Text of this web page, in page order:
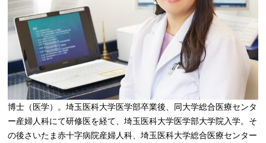
博士（医学）。埼玉医科大学医学部卒業後、同大学総合医療センタ
ー産婦人科にて研修医を経て、埼玉医科大学医学部大学院入学。そ
の後さいたま赤十字病院産婦人科、埼玉医科大学総合医療センター